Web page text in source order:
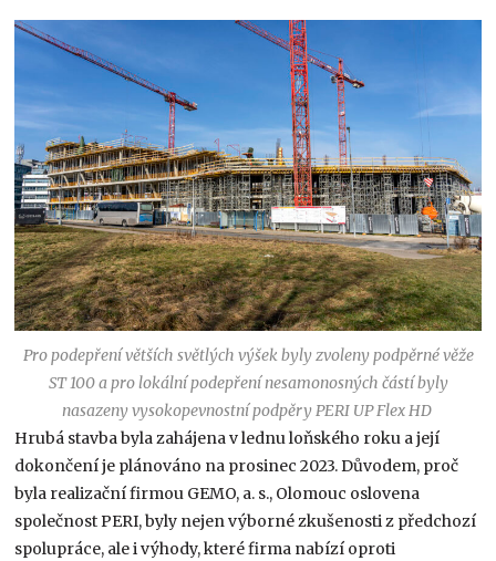
Pro podepření větších světlých výšek byly zvoleny podpěrné věže
ST 100 a pro lokální podepření nesamonosných částí byly
nasazeny vysokopevnostní podpěry PERI UP Flex HD
Hrubá stavba byla zahájena v lednu loňského roku a její
dokončení je plánováno na prosinec 2023. Důvodem, proč
byla realizační firmou GEMO, a. s., Olomouc oslovena
společnost PERI, byly nejen výborné zkušenosti z předchozí
spolupráce, ale i výhody, které firma nabízí oproti